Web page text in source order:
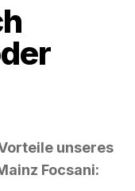
unseres
Focsani: